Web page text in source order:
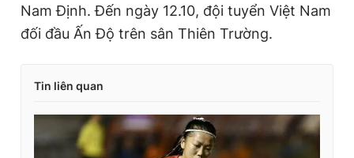
Nam Định. Đến ngày 12.10, đội tuyển Việt Nam
đối đầu Ấn Độ trên sân Thiên Trường.
Tin liên quan